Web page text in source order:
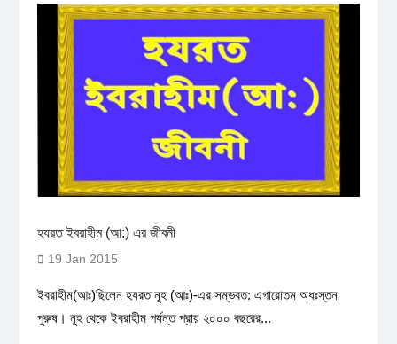
হযরত ইবরাহীম (আ:) এর জীবনী
19 Jan 2015
ইবরাহীম(আঃ)ছিলেন হযরত নূহ (আঃ)-এর সম্ভবত: এগারোতম অধঃস্তন
পুরুষ। নূহ থেকে ইবরাহীম পর্যন্ত প্রায় ২০০০ বছরের...